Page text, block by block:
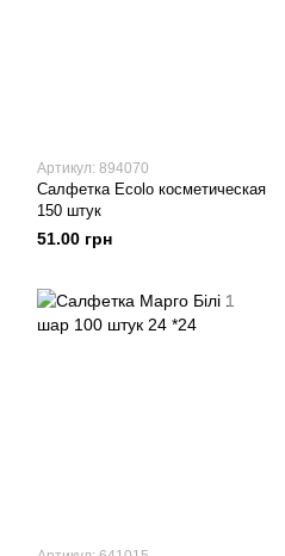
Артикул: 894070
Салфетка Ecolo косметическая
150 штук
51.00 грн